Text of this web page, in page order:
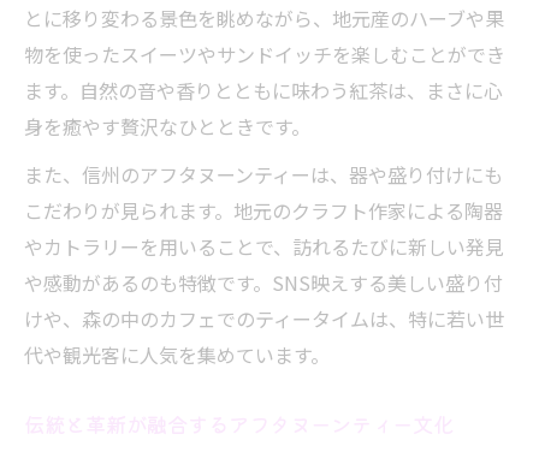
とに移り変わる景色を眺めながら、地元産のハーブや果
物を使ったスイーツやサンドイッチを楽しむことができ
ます。自然の音や香りとともに味わう紅茶は、まさに心
身を癒やす贅沢なひとときです。
また、信州のアフタヌーンティーは、器や盛り付けにも
こだわりが見られます。地元のクラフト作家による陶器
やカトラリーを用いることで、訪れるたびに新しい発見
や感動があるのも特徴です。SNS映えする美しい盛り付
けや、森の中のカフェでのティータイムは、特に若い世
代や観光客に人気を集めています。